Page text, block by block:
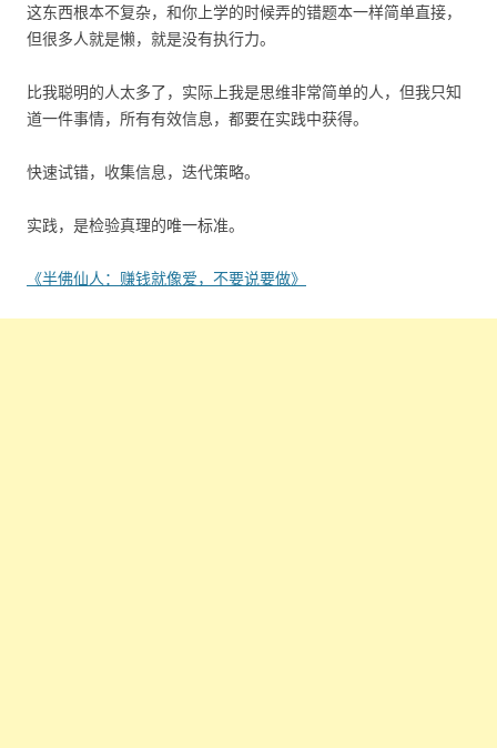
这东西根本不复杂，和你上学的时候弄的错题本一样简单直接，
但很多人就是懒，就是没有执行力。
比我聪明的人太多了，实际上我是思维非常简单的人，但我只知
道一件事情，所有有效信息，都要在实践中获得。
快速试错，收集信息，迭代策略。
实践，是检验真理的唯一标准。
《半佛仙人：赚钱就像爱，不要说要做》